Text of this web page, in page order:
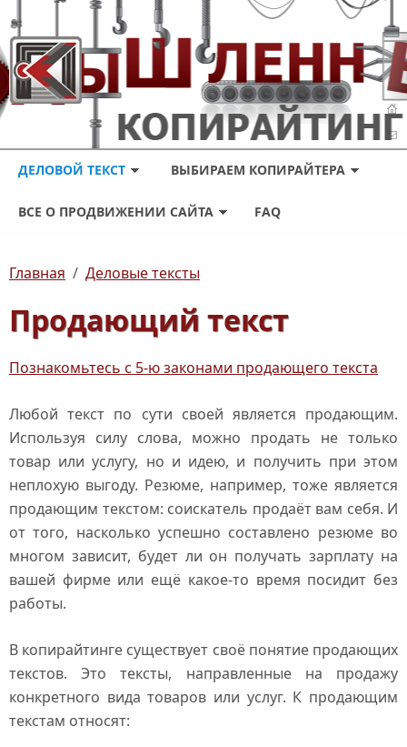
ДЕЛОВОЙ ТЕКСТ ВЫБИРАЕМ КОПИРАЙТЕРА
ВСЕ О ПРОДВИЖЕНИИ САЙТА FAQ
Главная / Деловые тексты
Продающий текст
Познакомьтесь с 5-ю законами продающего текста
Любой текст по сути своей является продающим.
Используя силу слова, можно продать не только
товар или услугу, но и идею, и получить при этом
неплохую выгоду. Резюме, например, тоже является
продающим текстом: соискатель продаёт вам себя. И
от того, насколько успешно составлено резюме во
многом зависит, будет ли он получать зарплату на
вашей фирме или ещё какое-то время посидит без
работы.
В копирайтинге существует своё понятие продающих
текстов. Это тексты, направленные на продажу
конкретного вида товаров или услуг. К продающим
текстам относят: